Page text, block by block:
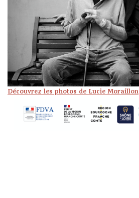
Découvrez les photos de Lucie Moraillon